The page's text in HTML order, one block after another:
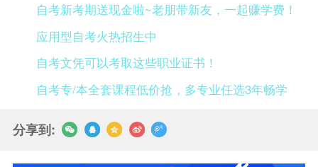
自考新考期送现金啦~老朋带新友，一起赚学费！
应用型自考火热招生中
自考文凭可以考取这些职业证书！
自考专/本全套课程低价抢，多专业任选3年畅学
分享到: